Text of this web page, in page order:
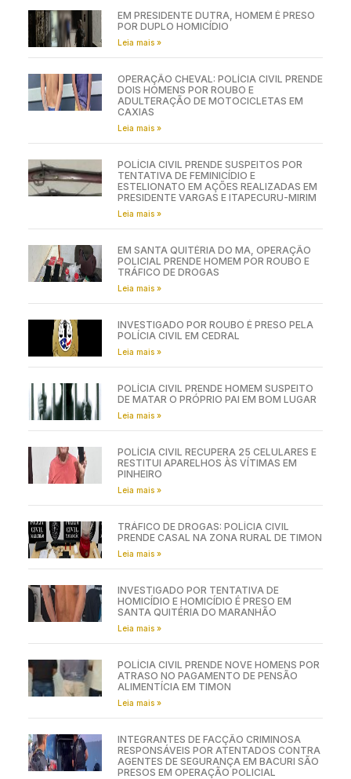
EM PRESIDENTE DUTRA, HOMEM É PRESO
POR DUPLO HOMICÍDIO
Leia mais »
OPERAÇÃO CHEVAL: POLÍCIA CIVIL PRENDE
DOIS HOMENS POR ROUBO E
ADULTERAÇÃO DE MOTOCICLETAS EM
CAXIAS
Leia mais »
POLÍCIA CIVIL PRENDE SUSPEITOS POR
TENTATIVA DE FEMINICÍDIO E
ESTELIONATO EM AÇÕES REALIZADAS EM
PRESIDENTE VARGAS E ITAPECURU-MIRIM
Leia mais »
EM SANTA QUITÉRIA DO MA, OPERAÇÃO
POLICIAL PRENDE HOMEM POR ROUBO E
TRÁFICO DE DROGAS
Leia mais »
INVESTIGADO POR ROUBO É PRESO PELA
POLÍCIA CIVIL EM CEDRAL
Leia mais »
POLÍCIA CIVIL PRENDE HOMEM SUSPEITO
DE MATAR O PRÓPRIO PAI EM BOM LUGAR
Leia mais »
POLÍCIA CIVIL RECUPERA 25 CELULARES E
RESTITUI APARELHOS ÀS VÍTIMAS EM
PINHEIRO
Leia mais »
TRÁFICO DE DROGAS: POLÍCIA CIVIL
PRENDE CASAL NA ZONA RURAL DE TIMON
Leia mais »
INVESTIGADO POR TENTATIVA DE
HOMICÍDIO E HOMICÍDIO É PRESO EM
SANTA QUITÉRIA DO MARANHÃO
Leia mais »
POLÍCIA CIVIL PRENDE NOVE HOMENS POR
ATRASO NO PAGAMENTO DE PENSÃO
ALIMENTÍCIA EM TIMON
Leia mais »
INTEGRANTES DE FACÇÃO CRIMINOSA
RESPONSÁVEIS POR ATENTADOS CONTRA
AGENTES DE SEGURANÇA EM BACURI SÃO
PRESOS EM OPERAÇÃO POLICIAL